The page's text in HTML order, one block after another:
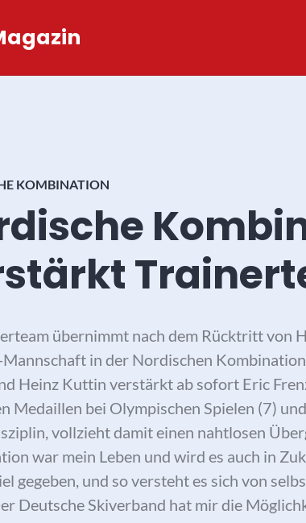
KOMBINATION
übernimmt nach dem Rücktritt von
in der Nordischen
Heinz Kuttin verstärkt ab sofort Eric
Medaillen bei Olympischen Spielen (7)
vollzieht damit einen nahtlosen
war mein Leben und wird es auch in
gegeben, und so versteht es sich von
Deutsche Skiverband hat mir die